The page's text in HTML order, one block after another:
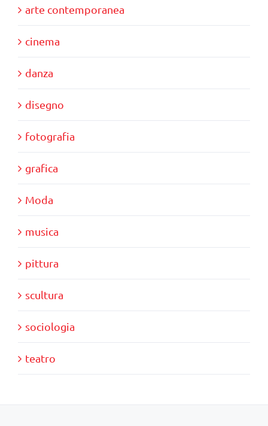
arte contemporanea
cinema
danza
disegno
fotografia
grafica
Moda
musica
pittura
scultura
sociologia
teatro